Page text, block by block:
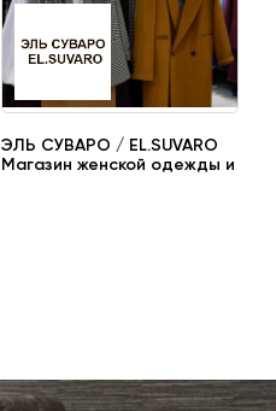
ЭЛЬ СУВАРО / EL.SUVARO
Магазин женской одежды и